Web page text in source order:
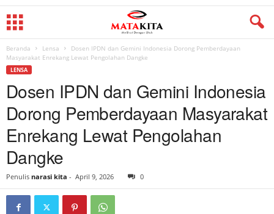
Beranda Lensa
Dosen IPDN dan Gemini Indonesia Dorong Pemberdayaan
Masyarakat Enrekang Lewat Pengolahan Dangke
LENSA
Dosen IPDN dan Gemini Indonesia
Dorong Pemberdayaan Masyarakat
Enrekang Lewat Pengolahan
Dangke
Penulis narasi kita - April 9, 2026 0